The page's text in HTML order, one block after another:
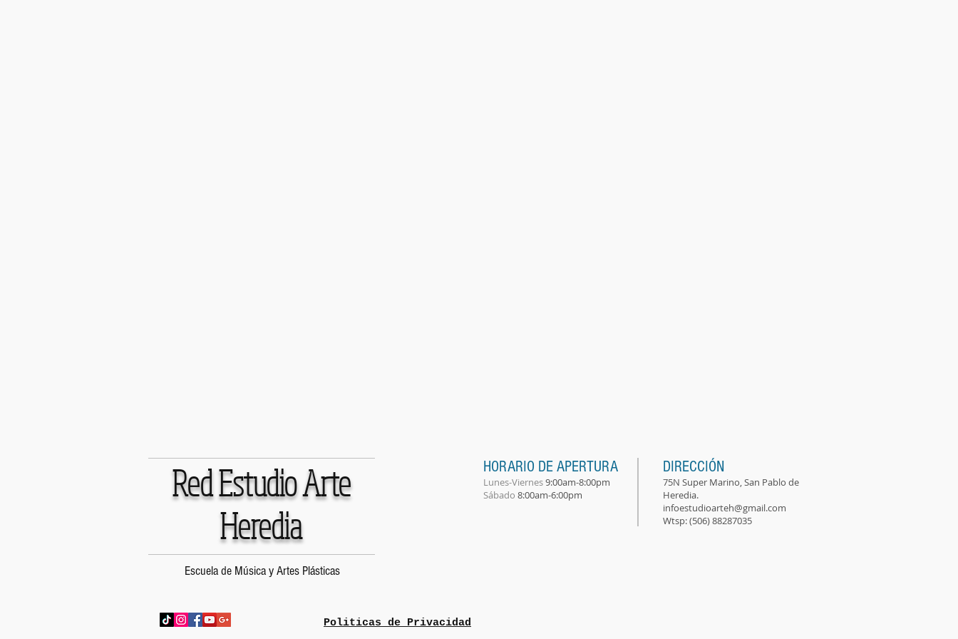
Red Estudio Arte
Heredia
HORARIO DE APERTURA
Lunes-Viernes9:00am-8:00pm
​Sábado 8:00am-6:00pm
DIRECCIÓN
75N Super Marino, San Pablo de
Heredia.
infoestudioarteh@gmail.com
Wtsp: (506) 88287035
Escuela de Música y Artes Plásticas
Politicas de Privacidad